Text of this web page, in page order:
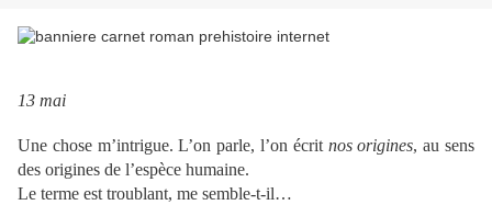
13 mai
Une chose m’intrigue. L’on parle, l’on écrit nos origines, au sens
des origines de l’espèce humaine.
Le terme est troublant, me semble-t-il…